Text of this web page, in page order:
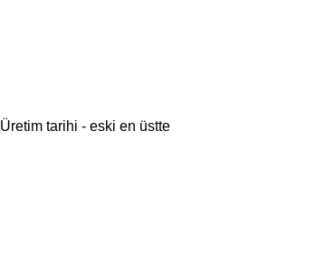
Üretim tarihi - eski en üstte